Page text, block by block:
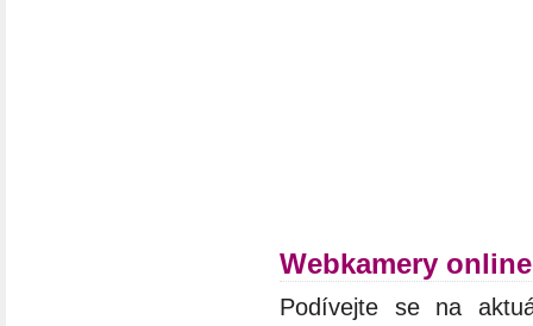
Webkamery
Podívejte se na